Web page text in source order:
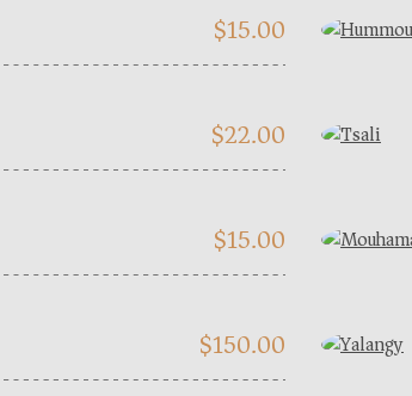
$15.00
$22.00
$15.00
$150.00